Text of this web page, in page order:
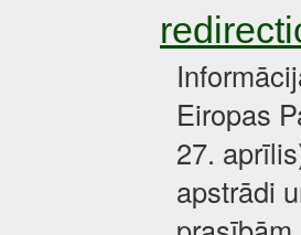
Eiropas
27.
apstrādi